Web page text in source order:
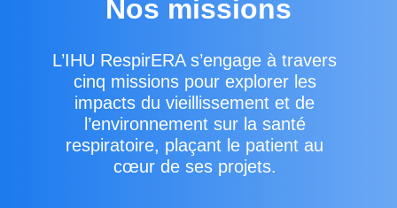
Nos missions
L’IHU RespirERA s’engage à travers
cinq missions pour explorer les
impacts du vieillissement et de
l’environnement sur la santé
respiratoire, plaçant le patient au
cœur de ses projets.